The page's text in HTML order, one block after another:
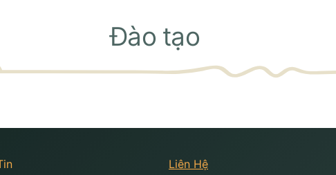
Đào tạo
Liên Hệ